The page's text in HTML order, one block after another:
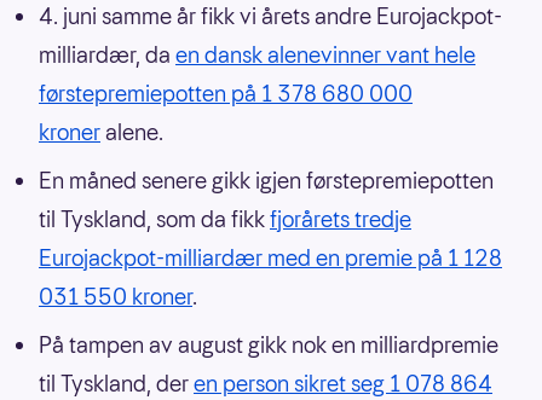
4. juni samme år fikk vi årets andre Eurojackpot-
milliardær, da en dansk alenevinner vant hele
førstepremiepotten på 1 378 680 000
kroneralene.
En måned senere gikk igjen førstepremiepotten
til Tyskland, som da fikkfjorårets tredje
Eurojackpot-milliardær med en premie på 1 128
031 550 kroner.
På tampen av august gikk nok en milliardpremie
til Tyskland, deren person sikret seg 1 078 864